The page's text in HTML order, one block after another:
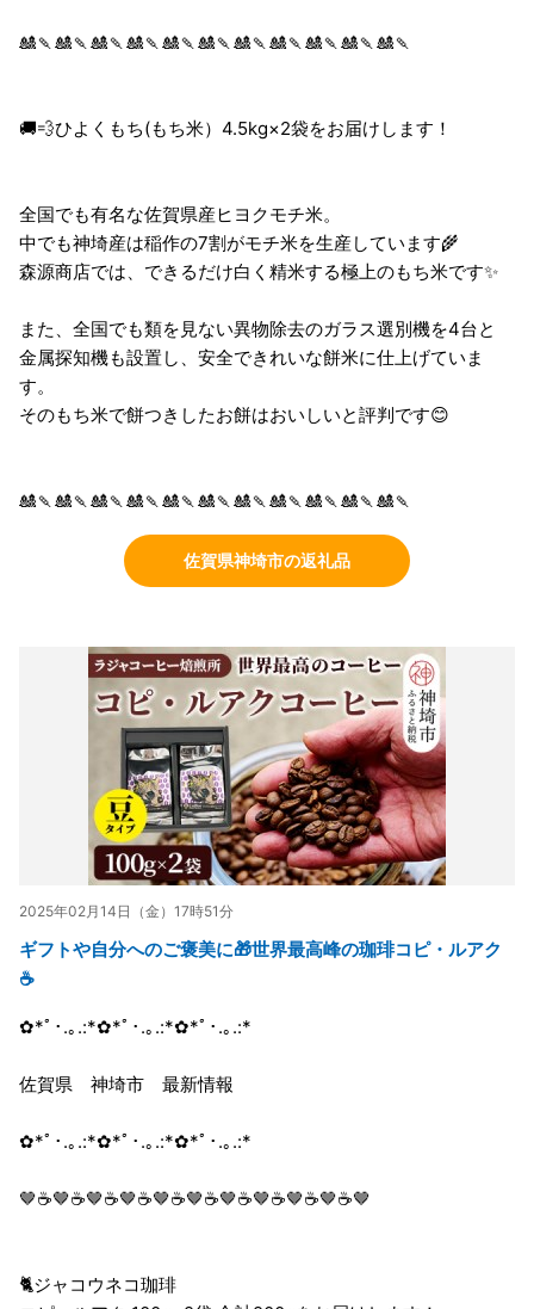
🎎🍡🎎🍡🎎🍡🎎🍡🎎🍡🎎🍡🎎🍡🎎🍡🎎🍡🎎🍡🎎🍡
🚚💨ひよくもち(もち米）4.5kg×2袋をお届けします！
全国でも有名な佐賀県産ヒヨクモチ米。
中でも神埼産は稲作の7割がモチ米を生産しています🌾
森源商店では、できるだけ白く精米する極上のもち米です✨
また、全国でも類を見ない異物除去のガラス選別機を4台と
金属探知機も設置し、安全できれいな餅米に仕上げていま
す。
そのもち米で餅つきしたお餅はおいしいと評判です😊
🎎🍡🎎🍡🎎🍡🎎🍡🎎🍡🎎🍡🎎🍡🎎🍡🎎🍡🎎🍡🎎🍡
佐賀県神埼市の返礼品
2025年02月14日（金）17時51分
ギフトや自分へのご褒美に🎁世界最高峰の珈琲コピ・ルアク
☕
✿*ﾟ･.｡.:*✿*ﾟ･.｡.:*✿*ﾟ･.｡.:*
佐賀県 神埼市 最新情報
✿*ﾟ･.｡.:*✿*ﾟ･.｡.:*✿*ﾟ･.｡.:*
🤎☕🤎☕🤎☕🤎☕🤎☕🤎☕🤎☕🤎☕🤎☕🤎☕🤎
🐈ジャコウネコ珈琲